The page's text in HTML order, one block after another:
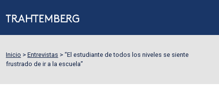
Inicio > Entrevistas > “El estudiante de todos los niveles se siente
frustrado de ir a la escuela”